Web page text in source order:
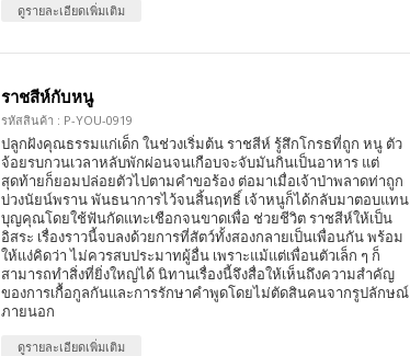
ดูรายละเอียดเพิ่มเติม
ราชสีห์กับหนู
รหัสสินค้า : P-YOU-0919
ปลูกฝังคุณธรรมแก่เด็ก ในช่วงเริ่มต้น ราชสีห์ รู้สึกโกรธที่ถูก หนู ตัว
จ้อยรบกวนเวลาหลับพักผ่อนจนเกือบจะจับมันกินเป็นอาหาร แต่
สุดท้ายก็ยอมปล่อยตัวไปตามคำขอร้อง ต่อมาเมื่อเจ้าป่าพลาดท่าถูก
บ่วงนัยน์พราน พันธนาการไว้จนสิ้นฤทธิ์ เจ้าหนูก็ได้กลับมาตอบแทน
บุญคุณโดยใช้ฟันกัดแทะเชือกจนขาดเพื่อ ช่วยชีวิต ราชสีห์ให้เป็น
อิสระ เรื่องราวนี้จบลงด้วยการที่สัตว์ทั้งสองกลายเป็นเพื่อนกัน พร้อม
ให้แง่คิดว่า ไม่ควรสบประมาทผู้อื่น เพราะแม้แต่เพื่อนตัวเล็ก ๆ ก็
สามารถทำสิ่งที่ยิ่งใหญ่ได้ นิทานเรื่องนี้จึงสื่อให้เห็นถึงความสำคัญ
ของการเกื้อกูลกันและการรักษาคำพูดโดยไม่ตัดสินคนจากรูปลักษณ์
ภายนอก
ดูรายละเอียดเพิ่มเติม